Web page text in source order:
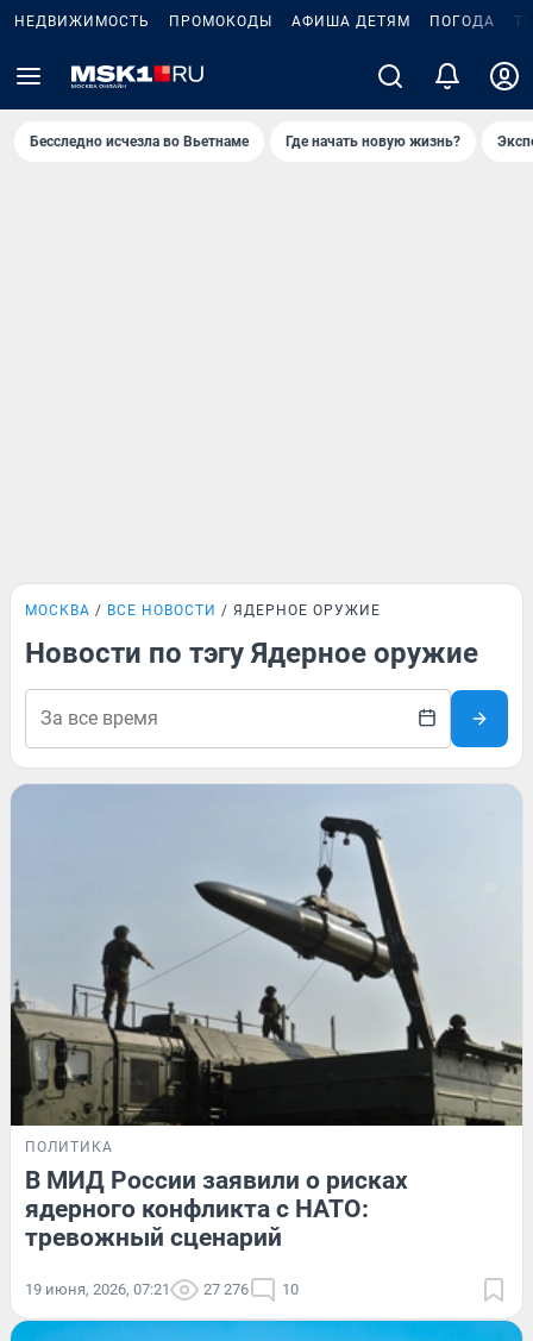
НЕДВИЖИМОСТЬ ПРОМОКОДЫ АФИША ДЕТЯМ ПОГОДА
Бесследно исчезла во Вьетнаме Где начать новую жизнь?
МОСКВА ВСЕ НОВОСТИ ЯДЕРНОЕ ОРУЖИЕ
Новости по тэгу Ядерное оружие
ПОЛИТИКА
В МИД России заявили о рисках
ядерного конфликта с НАТО:
тревожный сценарий
19 июня, 2026, 07:21 27 276 10